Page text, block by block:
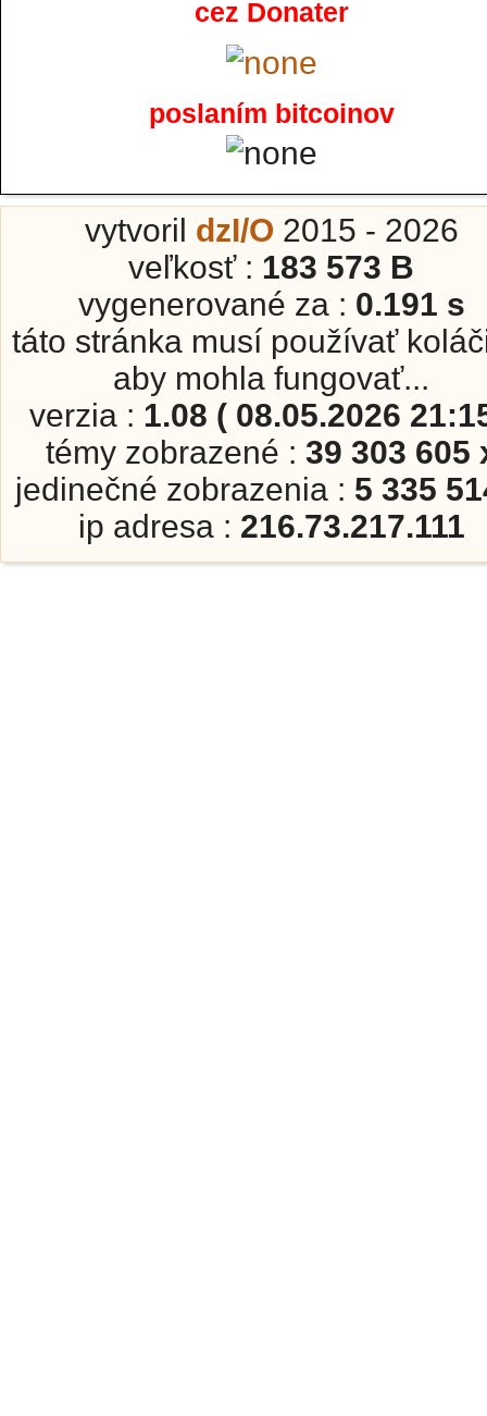
cez Donater
poslaním bitcoinov
vytvoril dzI/O 2015 - 2026
veľkosť : 183 573 B
vygenerované za : 0.191 s
táto stránka musí používať
aby mohla fungovať...
verzia : 1.08 ( 08.05.2026
témy zobrazené : 39 303 605
jedinečné zobrazenia : 5 335
ip adresa : 216.73.217.111